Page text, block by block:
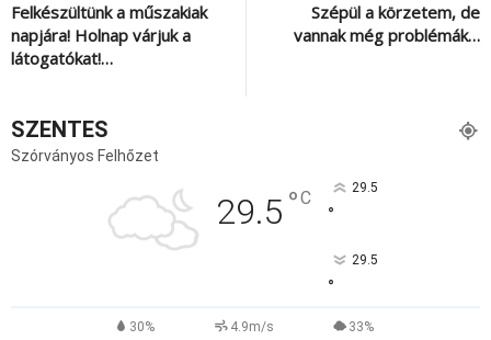
Felkészültünk a műszakiak
napjára! Holnap várjuk a
látogatókat!…
Szépül a körzetem, de
vannak még problémák…
SZENTES
Szórványos Felhőzet
29.5 °C 29.5
°
29.5
°
30% 4.9m/s 33%